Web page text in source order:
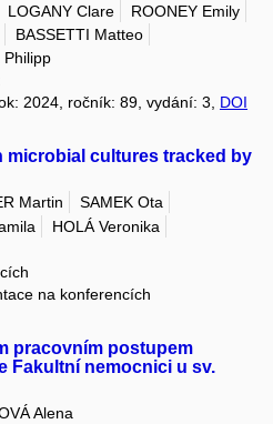
LOGANY Clare
ROONEY Emily
BASSETTI Matteo
Philipp
2024, ročník: 89, vydání: 3, DOI
microbial cultures tracked by
Martin
SAMEK Ota
HOLÁ Veronika
na konferencích
pracovním postupem
Fakultní nemocnici u sv.
Alena